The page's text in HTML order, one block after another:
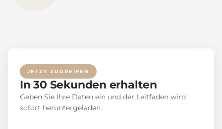
JETZT ZUGREIFEN
In 30 Sekunden erhalten
Geben Sie Ihre Daten ein und der Leitfaden wird
sofort heruntergeladen.